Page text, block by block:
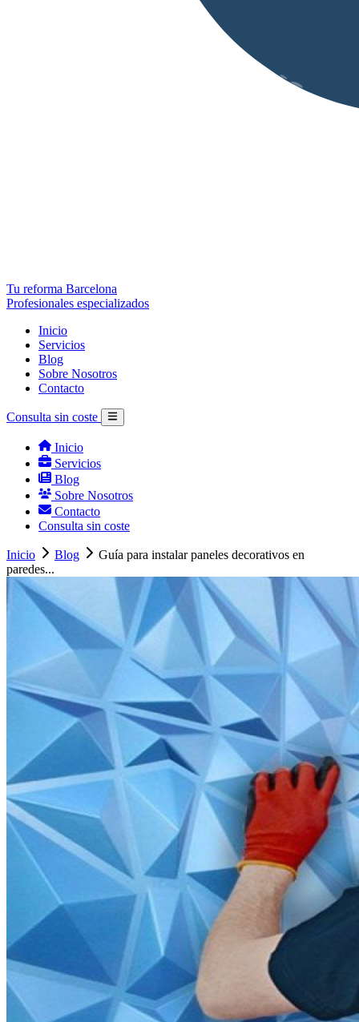
Tu reforma Barcelona
Profesionales especializados
Inicio
Servicios
Blog
Sobre Nosotros
Contacto
Consulta sin coste
Inicio
Servicios
Blog
Sobre Nosotros
Contacto
Consulta sin coste
Inicio Blog
Guía para instalar paneles decorativos en
paredes...